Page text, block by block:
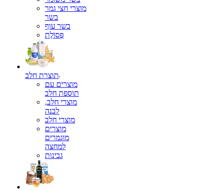
מוצרי חצי גמר
בשר
בשר עוף
פְּסוֹלֶת
תוצרת חלב
מוצרים עם
תוספת חלב
מוצרי חלב,
לבנה
מוצרי חלב
מוצרים
מוגמרים
למחצה
גבינות